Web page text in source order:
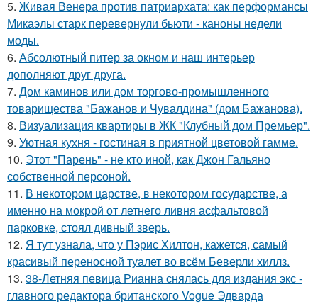
5. Живая Венера против патриархата: как перформансы
Микаэлы старк перевернули бьюти - каноны недели
моды.
6. Абсолютный питер за окном и наш интерьер
дополняют друг друга.
7. Дом каминов или дом торгово-промышленного
товарищества "Бажанов и Чувалдина" (дом Бажанова).
8. Визуализация квартиры в ЖК "Клубный дом Премьер".
9. Уютная кухня - гостиная в приятной цветовой гамме.
10. Этот "Парень" - не кто иной, как Джон Гальяно
собственной персоной.
11. В некотором царстве, в некотором государстве, а
именно на мокрой от летнего ливня асфальтовой
парковке, стоял дивный зверь.
12. Я тут узнала, что у Пэрис Хилтон, кажется, самый
красивый переносной туалет во всём Беверли хиллз.
13. 38-Летняя певица Рианна снялась для издания экс -
главного редактора британского Vogue Эдварда